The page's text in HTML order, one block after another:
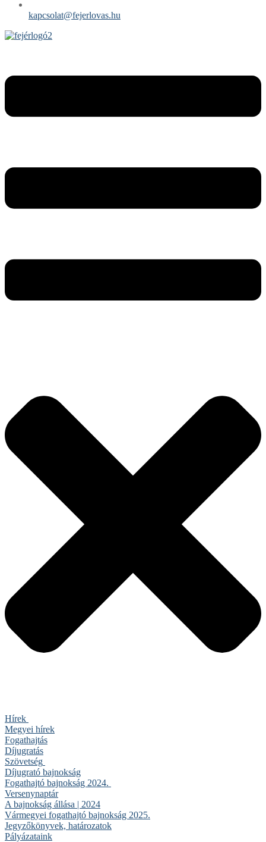
kapcsolat@fejerlovas.hu
Hírek
Megyei hírek
Fogathajtás
Díjugratás
Szövetség
Díjugrató bajnokság
Fogathajtó bajnokság 2024.
Versenynaptár
A bajnokság állása | 2024
Vármegyei fogathajtó bajnokság 2025.
Jegyzőkönyvek, határozatok
Pályázataink